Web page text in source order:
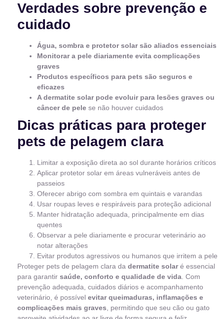
Verdades sobre prevenção e
cuidado
Água, sombra e protetor solar são aliados essenciais
Monitorar a pele diariamente evita complicações
graves
Produtos específicos para pets são seguros e
eficazes
A dermatite solar pode evoluir para lesões graves ou
câncer de pele se não houver cuidados
Dicas práticas para proteger
pets de pelagem clara
Limitar a exposição direta ao sol durante horários críticos
Aplicar protetor solar em áreas vulneráveis antes de
passeios
Oferecer abrigo com sombra em quintais e varandas
Usar roupas leves e respiráveis para proteção adicional
Manter hidratação adequada, principalmente em dias
quentes
Observar a pele diariamente e procurar veterinário ao
notar alterações
Evitar produtos agressivos ou humanos que irritem a pele
Proteger pets de pelagem clara da dermatite solaré essencial
para garantir saúde, conforto e qualidade de vida. Com
prevenção adequada, cuidados diários e acompanhamento
veterinário, é possível evitar queimaduras, inflamações e
complicações mais graves, permitindo que seu cão ou gato